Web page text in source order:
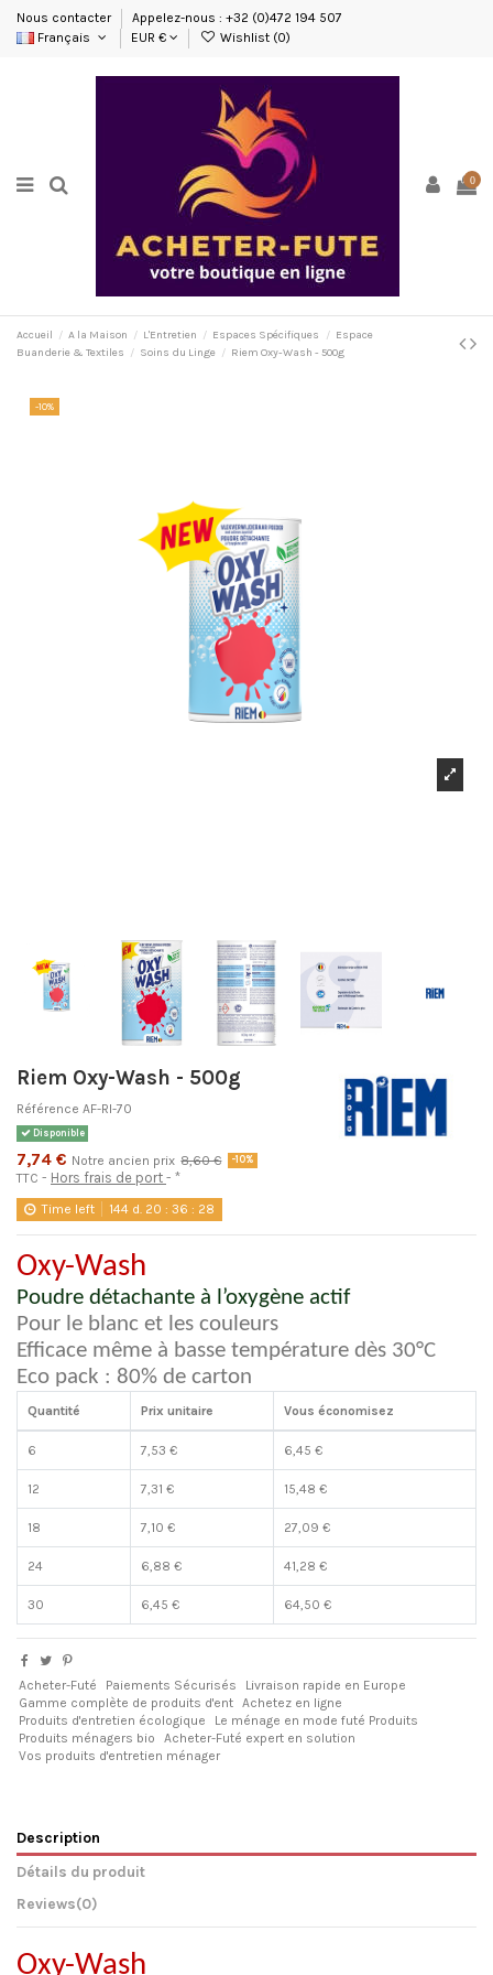
Nous contacter
Appelez-nous : +32 (0)472 194 507
Français
EUR € Wishlist (0)
0
Accueil A la Maison L'Entretien Espaces Spécifiques
Espace
Buanderie & Textiles
Soins du Linge Riem Oxy-Wash - 500g
-10%
Riem Oxy-Wash - 500g
Référence AF-RI-70
Disponible
7,74 € Notre ancien prix 8,60 € -10%
TTC Hors frais de port *
Time left 144 d. 20 :36 : 28
Oxy-Wash
Poudre détachante à l’oxygène actif
Pour le blanc et les couleurs
Efficace même à basse température dès 30°C
Eco pack : 80% de carton
Quantité Prix unitaire Vous économisez
6 7,53 € 6,45 €
12 7,31 € 15,48 €
18 7,10 € 27,09 €
24 6,88 € 41,28 €
30 6,45 € 64,50 €
Acheter-Futé Paiements Sécurisés
Livraison rapide en Europe
Gamme complète de produits d'ent Achetez en ligne
Produits d'entretien écologique
Le ménage en mode futé Produits
Produits ménagers bio
Acheter-Futé expert en solution
Vos produits d'entretien ménager
Description
Détails du produit
Reviews(0)
Oxy-Wash